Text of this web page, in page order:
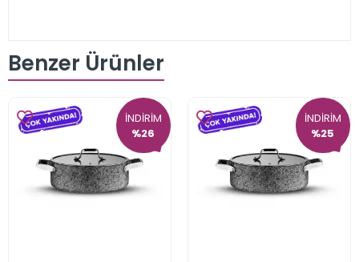
Benzer Ürünler
İNDİRİM
%26
İNDİRİM
%25